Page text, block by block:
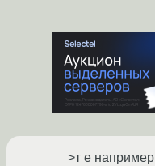
>т е